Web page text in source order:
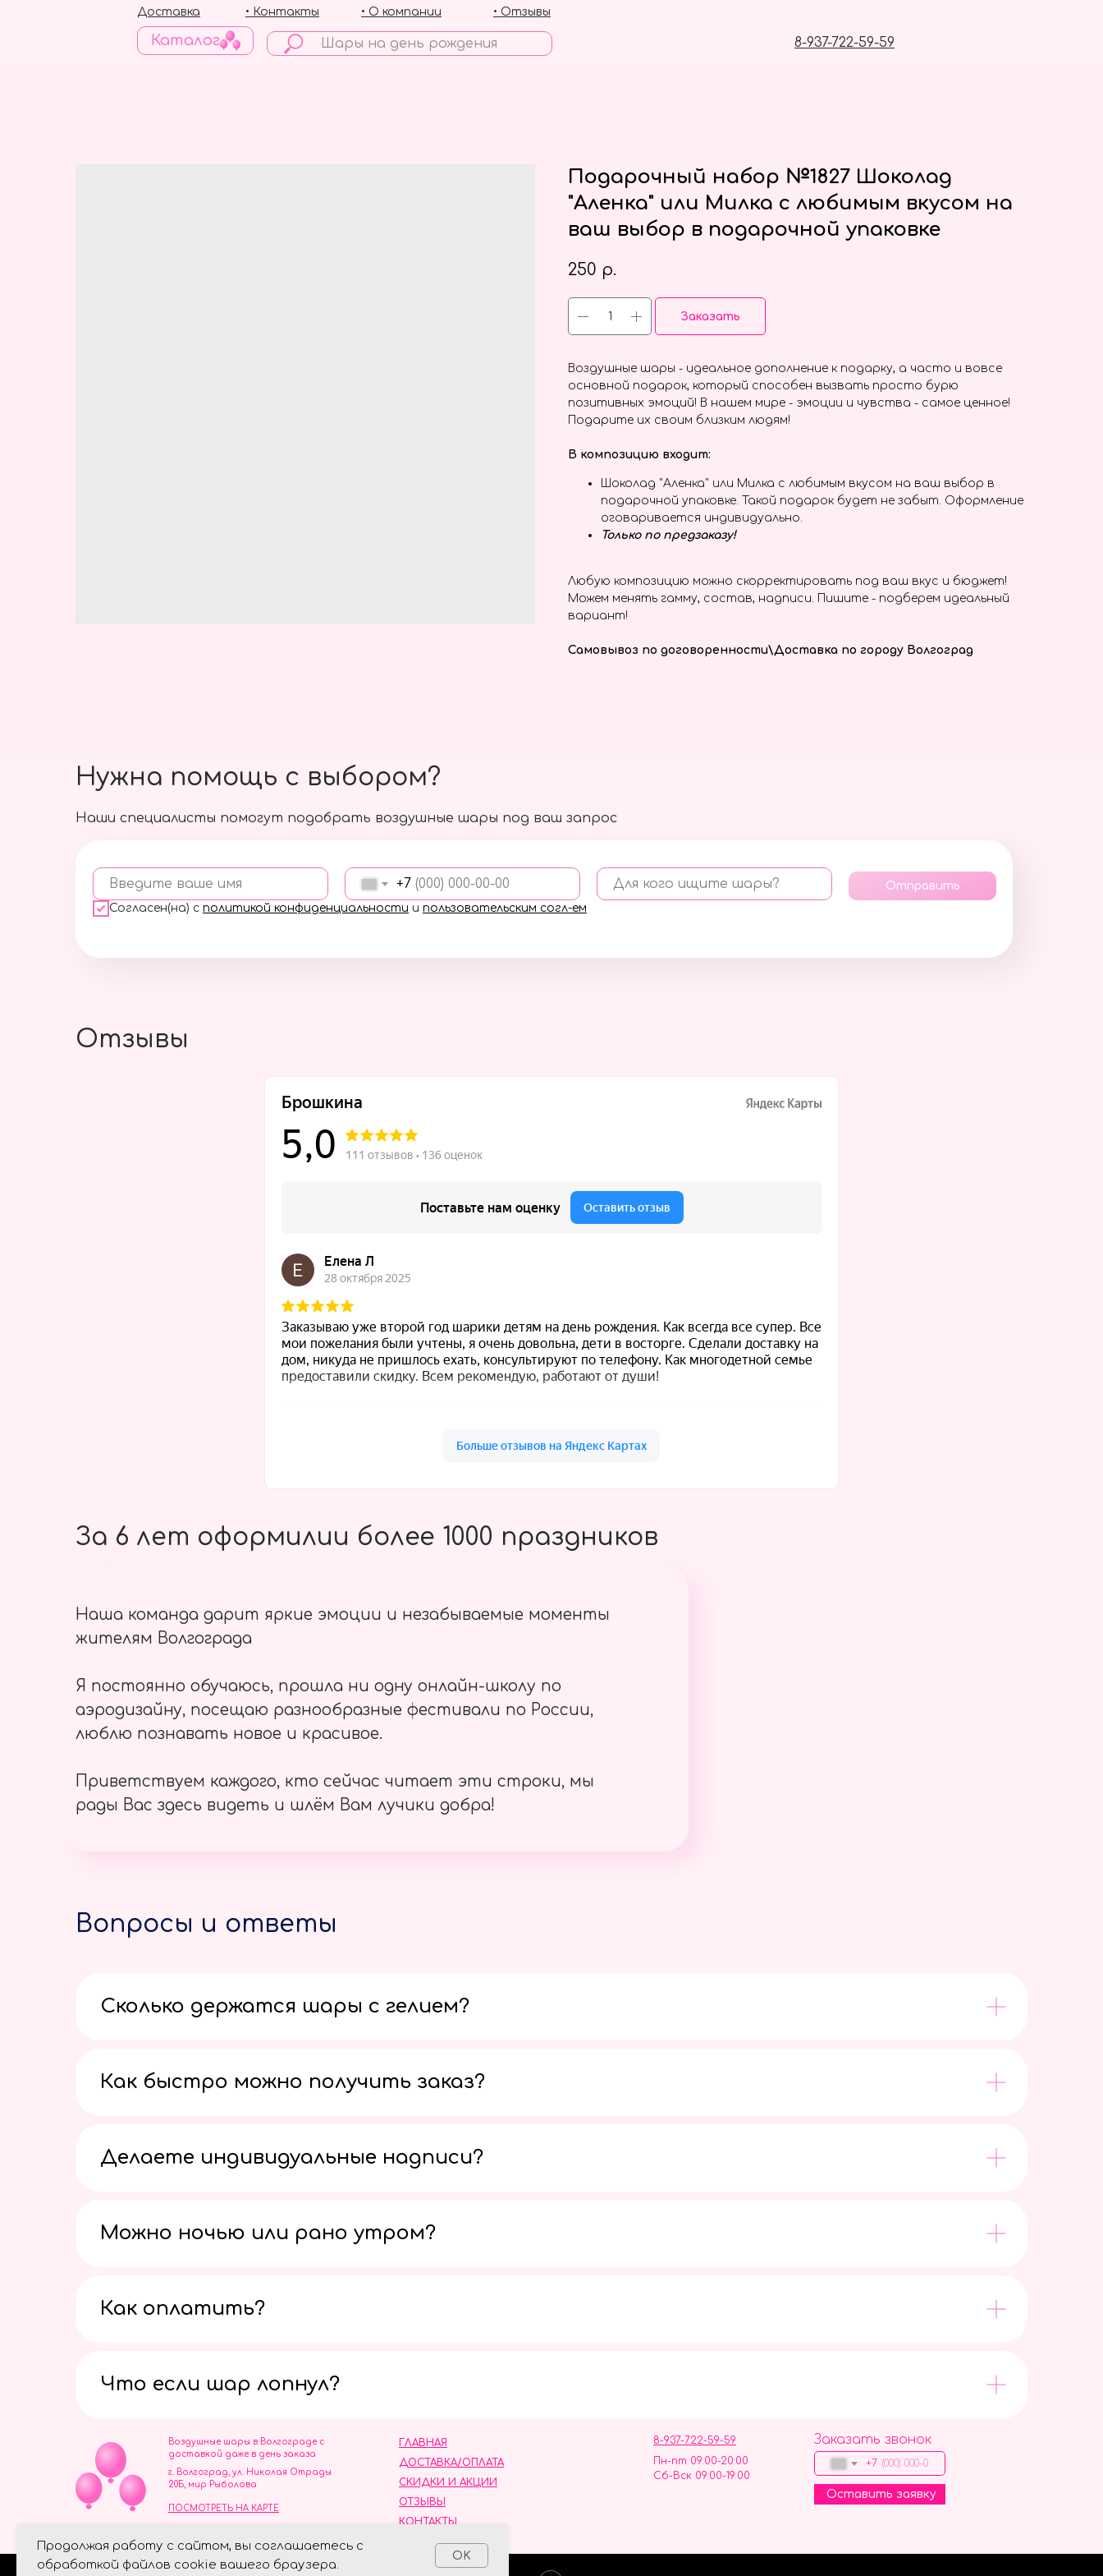
Каталог 8-937-722-59-59
• Отзывы
• О компании
• Контакты
Доставка
Подарочный набор №1827 Шоколад
"Аленка" или Милка с любимым вкусом на
ваш выбор в подарочной упаковке
250 р.
Заказать
Воздушные шары - идеальное дополнение к подарку, а часто и вовсе
основной подарок, который способен вызвать просто бурю
позитивных эмоций! В нашем мире - эмоции и чувства - самое ценное!
Подарите их своим близким людям!
В композицию входит:
Шоколад "Аленка" или Милка с любимым вкусом на ваш выбор в
подарочной упаковке. Такой подарок будет не забыт. Оформление
оговаривается индивидуально.
Только по предзаказу!
Любую композицию можно скорректировать под ваш вкус и бюджет!
Можем менять гамму, состав, надписи. Пишите - подберем идеальный
вариант!
Самовывоз по договоренности\Доставка по городу Волгоград
Наши специалисты помогут подобрать воздушные шары под ваш запрос
Введите ваше имя +7 Для кого ищите шары?
Согласен(на) с политикой конфиденциальности и пользовательским согл-ем
Отправить
Нужна помощь с выбором?
Продолжая работу с сайтом, вы соглашаетесь с
обработкой файлов cookie вашего браузера.
OK
Отзывы
За 6 лет оформилии более 1000 праздников
Наша команда дарит яркие эмоции и незабываемые моменты
жителям Волгограда
Я постоянно обучаюсь, прошла ни одну онлайн-школу по
аэродизайну, посещаю разнообразные фестивали по России,
люблю познавать новое и красивое.
Приветствуем каждого, кто сейчас читает эти строки, мы
рады Вас здесь видеть и шлём Вам лучики добра!
Вопросы и ответы
Сколько держатся шары с гелием?
Как быстро можно получить заказ?
Делаете индивидуальные надписи?
Можно ночью или рано утром?
Как оплатить?
Что если шар лопнул?
ОТЗЫВЫ
ГЛАВНАЯ
ДОСТАВКА/ОПЛАТА
СКИДКИ И АКЦИИ
КОНТАКТЫ
8-937-722-59-59
Пн-пт 09:00-20:00
Сб-Вск 09:00-19:00
Воздушные шары в Волгограде с
доставкой даже в день заказа
Заказать звонок
+7
Оставить заявку
г. Волгоград, ул. Николая Отрады
20Б, мир Рыболова
ПОСМОТРЕТЬ НА КАРТЕ
ИНН 344110093739
Политика обработки персональных данных